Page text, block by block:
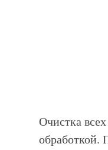
Очистка
обработкой.